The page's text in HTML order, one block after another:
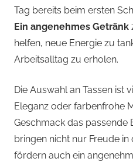
Tag bereits beim ersten
Ein angenehmes Getränk
helfen, neue Energie zu
Arbeitsalltag zu erholen.
Die Auswahl an Tassen ist
Eleganz oder farbenfrohe
Geschmack das passende
bringen nicht nur Freude
fördern auch ein